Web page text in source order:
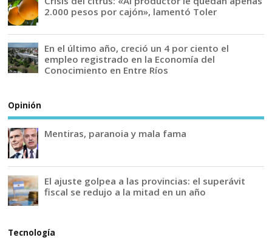
2.000 pesos por cajón», lamentó Toler
En el último año, creció un 4 por ciento el
empleo registrado en la Economía del
Conocimiento en Entre Ríos
Opinión
Mentiras, paranoia y mala fama
El ajuste golpea a las provincias: el superávit
fiscal se redujo a la mitad en un año
Tecnología